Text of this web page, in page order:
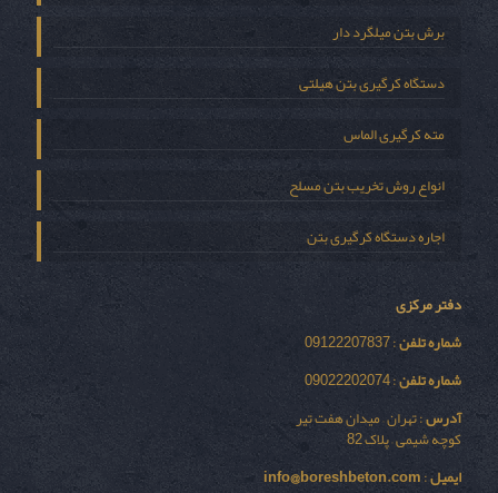
برش بتن میلگرد دار
دستگاه کرگیری بتن هیلتی
مته کرگیری الماس
انواع روش تخریب بتن مسلح
اجاره دستگاه کرگیری بتن
دفتر مرکزی
شماره تلفن: 09122207837
شماره تلفن: 09022202074
آدرس: تهران – میدان هفت تیر
کوچه شیمی – پلاک 82
ایمیل:
info@boreshbeton.com